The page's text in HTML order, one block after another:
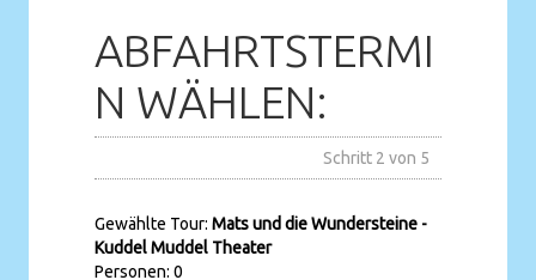
ABFAHRTSTERMI
N WÄHLEN:
Schritt 2 von 5
Gewählte Tour: Mats und die Wundersteine -
Kuddel Muddel Theater
Personen: 0